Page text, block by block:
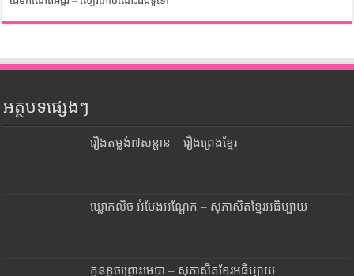
អត្ថបទផ្សេងៗ
រឿងតម្លង់៧សន្តាន – រឿងព្រេងខ្មែរ
ឃ្លោកលិច អំបែងអណ្តែក – សុភាសិតខ្មែរអធិប្បាយ
កូនខូចព្រោះមេបា – សុភាសិតខ្មែរអធិប្បាយ